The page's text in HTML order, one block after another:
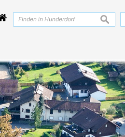
suchen